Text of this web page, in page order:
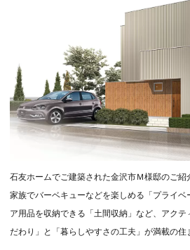
石友ホームでご建築された金沢市Ｍ様邸のご紹
家族でバーベキューなどを楽しめる「プライ
ア用品を収納できる「土間収納」など、アク
だわり」と「暮らしやすさの工夫」が満載の住